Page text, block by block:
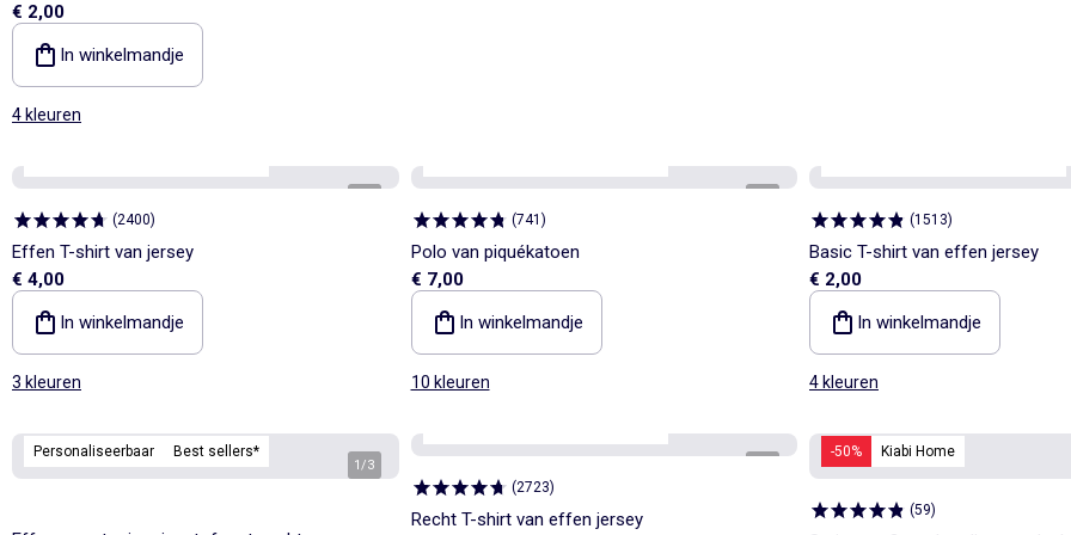
€ 2,00
In winkelmandje
4 kleuren
(2400)
Effen T-shirt van jersey
€ 4,00
In winkelmandje
3 kleuren
(741 )
Polo van piquékatoen
€ 7,00
In winkelmandje
10 kleuren
(1513)
Basic T-shirt van effen jersey
€ 2,00
In winkelmandje
4 kleuren
Personaliseerbaar Best sellers*
1/3
(2723)
Recht T-shirt van effen jersey
-50% Kiabi Home
(59)